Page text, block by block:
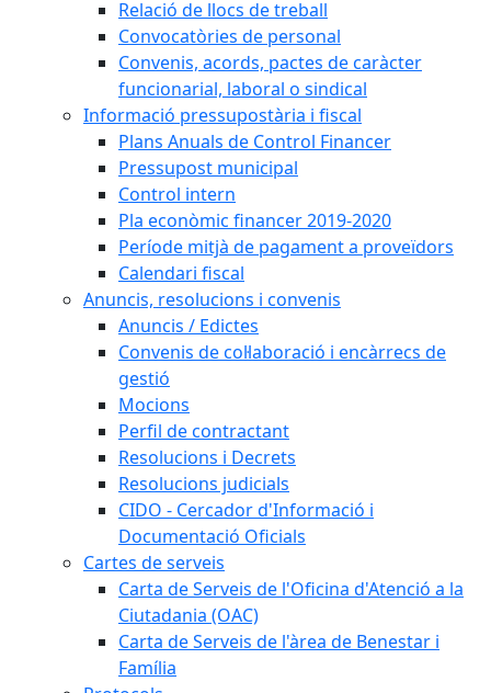
Relació de llocs de treball
Convocatòries de personal
Convenis, acords, pactes de caràcter
funcionarial, laboral o sindical
Informació pressupostària i fiscal
Plans Anuals de Control Financer
Pressupost municipal
Control intern
Pla econòmic financer 2019-2020
Període mitjà de pagament a proveïdors
Calendari fiscal
Anuncis, resolucions i convenis
Anuncis / Edictes
Convenis de col·laboració i encàrrecs de
gestió
Mocions
Perfil de contractant
Resolucions i Decrets
Resolucions judicials
CIDO - Cercador d'Informació i
Documentació Oficials
Cartes de serveis
Carta de Serveis de l'Oficina d'Atenció a la
Ciutadania (OAC)
Carta de Serveis de l'àrea de Benestar i
Família